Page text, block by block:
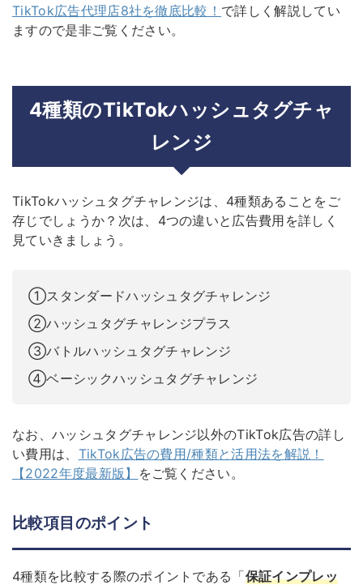
TikTok広告代理店8社を徹底比較！ で詳しく解説してい
ますので是非ご覧ください。
4種類のTikTokハッシュタグチャ
レンジ
TikTokハッシュタグチャレンジは、4種類あることをご
存じでしょうか？次は、4つの違いと広告費用を詳しく
見ていきましょう。
①スタンダードハッシュタグチャレンジ
②ハッシュタグチャレンジプラス
➂バトルハッシュタグチャレンジ
④ベーシックハッシュタグチャレンジ
なお、ハッシュタグチャレンジ以外のTikTok広告の詳し
い費用は、 TikTok広告の費用/種類と活用法を解説！
【2022年度最新版】
をご覧ください。
比較項目のポイント
4種類を比較する際のポイントである「保証インプレッ